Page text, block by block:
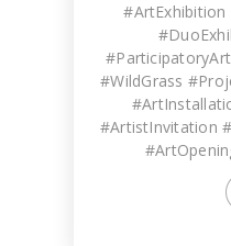
#WildGrass
#ArtistInvitation